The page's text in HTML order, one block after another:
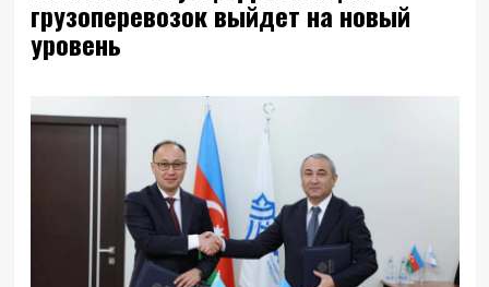
грузоперевозок выйдет на новый
уровень